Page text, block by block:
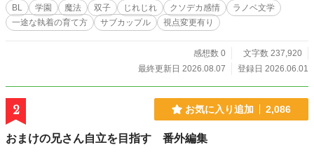
アシェルは知らない。 その人物が、アシェルの「前
世」よりも重い秘密を抱えていることを。 ＿＿＿＿ ※本
作の世界観は“緩めのゲーム風ファンタジー”です。 雰囲気
用を見つけた際はそっと教えていただけると嬉しいです。 じ
わじわと「矢印」が育っていく様を見守って頂けると幸いで
描写）を含む場合があります。 該当回にはエピソードタイト
ルに「※R15版」という注釈を入れますので、ご了承の上お
分置き場を作成予定です。 ◇エピソードタイトルの末尾に
BL 学園 魔法 双子 じれじれ クソデカ感情
ラノベ文学
一途な執着の育て方
サブカップル 視点変更有り
感想数 0
文字数 237,920
最終更新日 2026.08.07
登録日 2026.06.01
2 お気に入り追加 2,086
おまけの兄さん自立を目指す 番外編集